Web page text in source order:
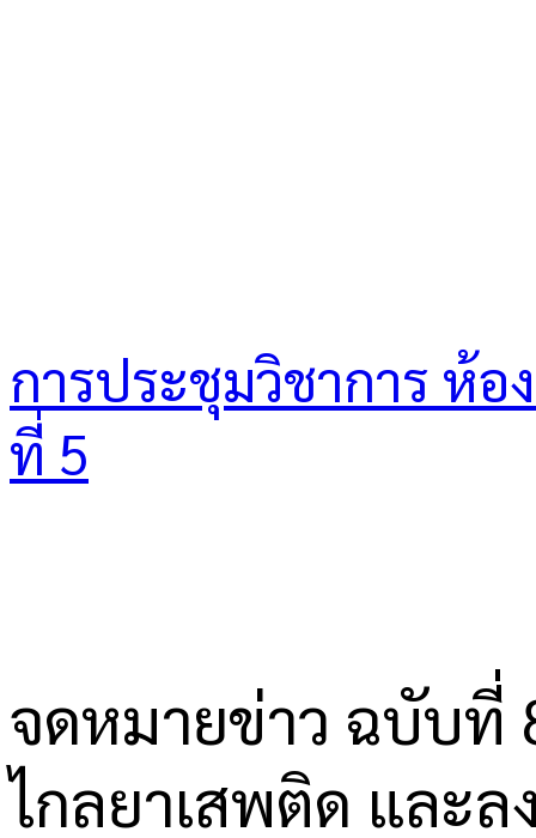
การประชุมวิชาการ ห้อ
ที่ 5
จดหมายข่าว ฉบับที่
ไกลยาเสพติด และ